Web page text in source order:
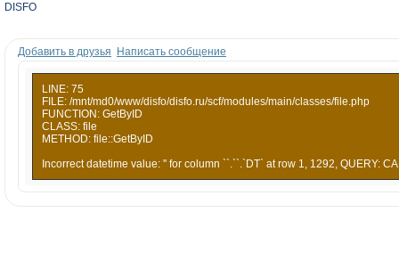
DISFO
Добавить в друзья Написать сообщение
LINE: 75
FILE: /mnt/md0/www/disfo/disfo.ru/scf/modules/main/classes/file.php
FUNCTION: GetByID
CLASS: file
METHOD: file::GetByID
Incorrect datetime value: '' for column ``.``.`DT` at row 1, 1292, QUERY: